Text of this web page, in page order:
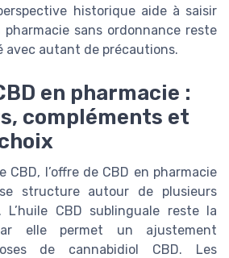
historique aide à saisir
pharmacie sans ordonnance reste
avec autant de précautions.
en pharmacie :
compléments et
CBD, l’offre de CBD en pharmacie
structure autour de plusieurs
L’huile CBD sublinguale reste la
elle permet un ajustement
de cannabidiol CBD. Les